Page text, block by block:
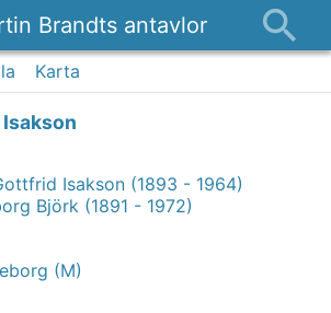
Brandts antavlor
Karta
Isakson (1893 - 1964)
Björk (1891 - 1972)
(M)